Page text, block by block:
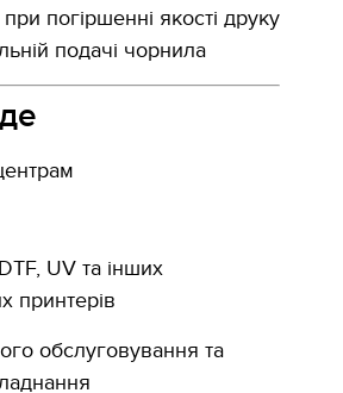
погіршенні якості друку
подачі чорнила
UV та інших
принтерів
обслуговування та